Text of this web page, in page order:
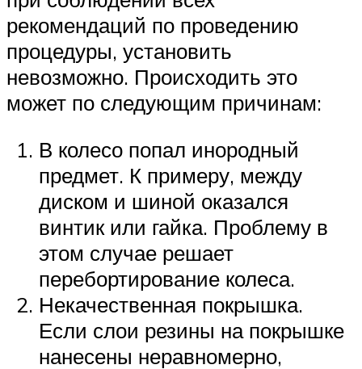
рекомендаций по проведению
процедуры, установить
невозможно. Происходить это
может по следующим причинам:
В колесо попал инородный
предмет. К примеру, между
диском и шиной оказался
винтик или гайка. Проблему в
этом случае решает
перебортирование колеса.
Некачественная покрышка.
Если слои резины на покрышке
нанесены неравномерно,